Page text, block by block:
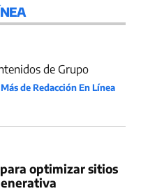
de Grupo
Más de Redacción En Línea
optimizar sitios